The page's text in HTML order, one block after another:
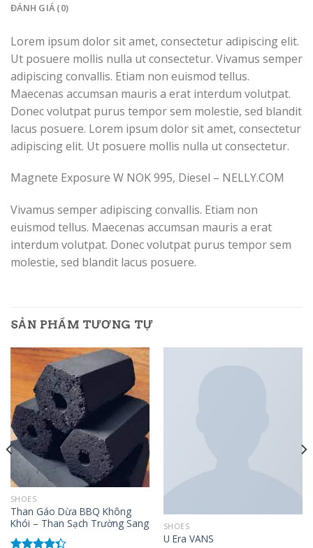
ĐÁNH GIÁ (0)
Lorem ipsum dolor sit amet, consectetur adipiscing elit.
Ut posuere mollis nulla ut consectetur. Vivamus semper
adipiscing convallis. Etiam non euismod tellus.
Maecenas accumsan mauris a erat interdum volutpat.
Donec volutpat purus tempor sem molestie, sed blandit
lacus posuere. Lorem ipsum dolor sit amet, consectetur
adipiscing elit. Ut posuere mollis nulla ut consectetur.
Magnete Exposure W NOK 995, Diesel – NELLY.COM
Vivamus semper adipiscing convallis. Etiam non
euismod tellus. Maecenas accumsan mauris a erat
interdum volutpat. Donec volutpat purus tempor sem
molestie, sed blandit lacus posuere.
SẢN PHẨM TƯƠNG TỰ
SHOES
Than Gáo Dừa BBQ Không
Khói – Than Sạch Trường Sang
SHOES
U Era VANS